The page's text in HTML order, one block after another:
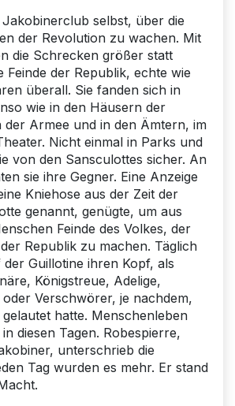
selbst, über die
der Revolution zu wachen. Mit
die Schrecken größer statt
Feinde der Republik, echte wie
überall. Sie fanden sich in
wie in den Häusern der
der Armee und in den Ämtern, im
Nicht einmal in Parks und
von den Sansculottes sicher. An
sie ihre Gegner. Eine Anzeige
Kniehose aus der Zeit der
genannt, genügte, um aus
Feinde des Volkes, der
Republik zu machen. Täglich
Guillotine ihren Kopf, als
Königstreue, Adelige,
Verschwörer, je nachdem,
hatte. Menschenleben
diesen Tagen. Robespierre,
unterschrieb die
Tag wurden es mehr. Er stand